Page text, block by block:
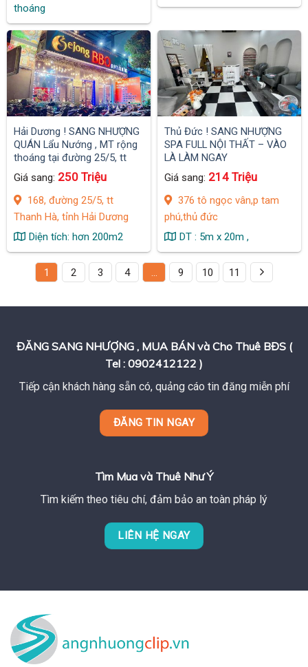
thoáng
Hải Dương ! SANG NHƯỢNG
QUÁN Lẩu Nướng , MT rộng
thoáng tại đường 25/5, tt
Thanh Hà, tỉnh Hải Dương
Giá sang: 250 Triệu
168, đường 25/5, tt
Thanh Hà, tỉnh Hải Dương
Diện tích: hơn 200m2
Thủ Đức ! SANG NHƯỢNG
SPA FULL NỘI THẤT – VÀO
LÀ LÀM NGAY
Giá sang: 214 Triệu
376 tô ngọc vân,p tam
phú,thủ đức
DT : 5m x 20m ,
1 2 3 4 9 10 11
ĐĂNG SANG NHƯỢNG , MUA BÁN và Cho Thuê BĐS (
Tel : 0902412122 )
Tiếp cận khách hàng sẵn có, quảng cáo tin đăng miễn phí
ĐĂNG TIN NGAY
Tìm Mua và Thuê Như Ý
Tìm kiếm theo tiêu chí, đảm bảo an toàn pháp lý
LIÊN HỆ NGAY